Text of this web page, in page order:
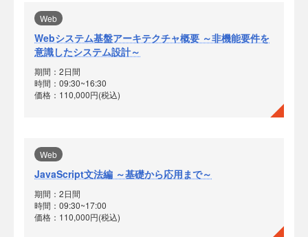
Web
Webシステム基盤アーキテクチャ概要 ～非機能要件を
意識したシステム設計～
期間：2日間
時間：09:30~16:30
価格：110,000円(税込)
Web
JavaScript文法編 ～基礎から応用まで～
期間：2日間
時間：09:30~17:00
価格：110,000円(税込)